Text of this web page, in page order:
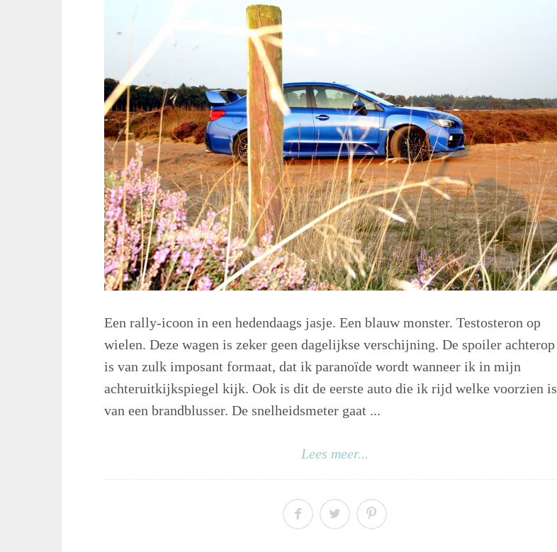
Een rally-icoon in een hedendaags jasje. Een blauw monster. Testosteron op
wielen. Deze wagen is zeker geen dagelijkse verschijning. De spoiler achterop
is van zulk imposant formaat, dat ik paranoïde wordt wanneer ik in mijn
achteruitkijkspiegel kijk. Ook is dit de eerste auto die ik rijd welke voorzien is
van een brandblusser. De snelheidsmeter gaat ...
Lees meer...